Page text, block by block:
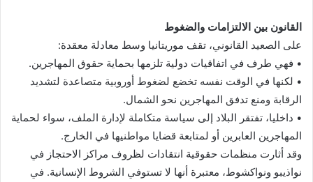
القانون بين الالتزامات والضغوط
على الصعيد القانوني، تقف موريتانيا وسط معادلة معقدة:
• فهي طرف في اتفاقيات دولية تلزمها بحماية حقوق المهاجرين.
• لكنها في الوقت نفسه تخضع لضغوط أوروبية متصاعدة لتشديد
الرقابة ومنع تدفق المهاجرين نحو الشمال.
• داخليا، تفتقر البلاد إلى سياسة متكاملة لإدارة الملف، سواء لحماية
المهاجرين العابرين أو لمتابعة قضايا مواطنيها في الخارج.
وقد أثارت منظمات حقوقية انتقادات لظروف مراكز الاحتجاز في
نواذيبو ونواكشوط، معتبرة أنها لا تستوفي الشروط الإنسانية. في